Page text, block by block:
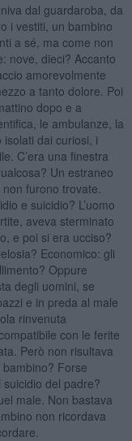
dal guardaroba, da
i vestiti, un bambino
a sé, ma come non
nove, dieci? Accanto
amorevolmente
a tanto dolore. Poi
dopo e a
le ambulanze, la
dai curiosi, i
C’era una finestra
Un estraneo
furono trovate.
e suicidio? L’uomo
aveva sterminato
e poi si era ucciso?
Economico: gli
Oppure
degli uomini, se
e in preda al male
rinvenuta
con le ferite
Però non risultava
Forse
suicidio del padre?
male. Non bastava
non ricordava